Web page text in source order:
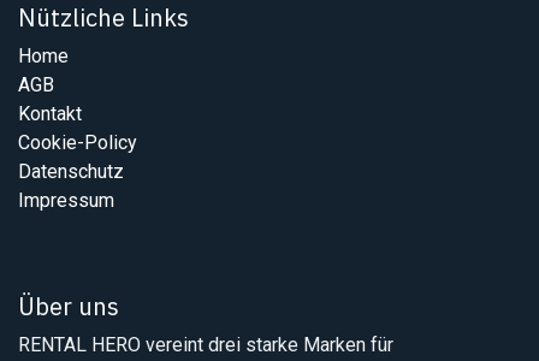
Nützliche Links
Home
AGB
Kontakt
Cookie-Policy
Datenschutz
Impressum
Über uns
RENTAL HERO vereint drei starke Marken für